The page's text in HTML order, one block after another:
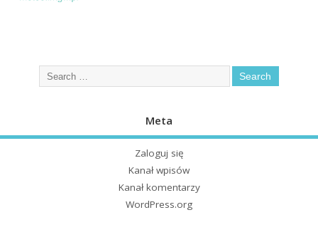
Meta
Zaloguj się
Kanał wpisów
Kanał komentarzy
WordPress.org